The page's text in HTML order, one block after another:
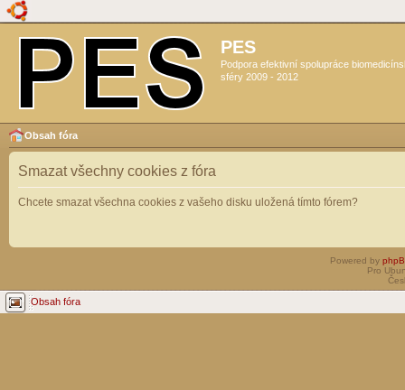
PES
Podpora efektivní spolupráce
sféry 2009 - 2012
Obsah fóra
Smazat všechny cookies z fóra
Chcete smazat všechna cookies z vašeho disku uložená tímto fórem?
Powered by
Pro
Obsah fóra